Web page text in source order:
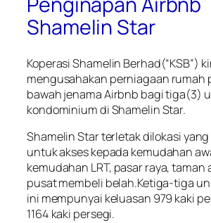
Shamelin Star
Koperasi Shamelin Berhad(“KSB”)
mengusahakan perniagaan rumah
bawah jenama Airbnb bagi tiga(3)
kondominium di Shamelin Star.
Shamelin Star terletak dilokasi
untuk akses kepada kemudahan
kemudahan LRT, pasar raya, taman
pusat membeli belah.Ketiga-tiga
ini mempunyai keluasan 979 kaki
1164 kaki persegi.